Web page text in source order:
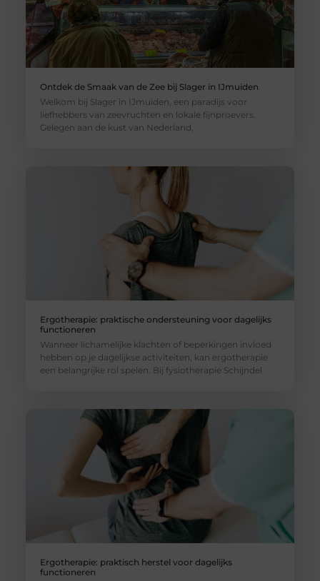
Ontdek de Smaak van de Zee bij Slager in IJmuiden
Welkom bij Slager in IJmuiden, een paradijs voor
liefhebbers van zeevruchten en lokale fijnproevers.
Gelegen aan de kust van Nederland,
Ergotherapie: praktische ondersteuning voor dagelijks
functioneren
Wanneer lichamelijke klachten of beperkingen invloed
hebben op je dagelijkse activiteiten, kan ergotherapie
een belangrijke rol spelen. Bij fysiotherapie Schijndel
Ergotherapie: praktisch herstel voor dagelijks
functioneren